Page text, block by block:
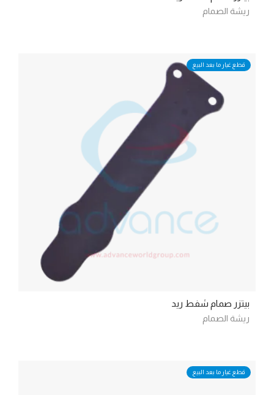
ريشة الصمام
قطع غيار ما بعد البيع
بيتزر صمام شفط ريد
ريشة الصمام
قطع غيار ما بعد البيع